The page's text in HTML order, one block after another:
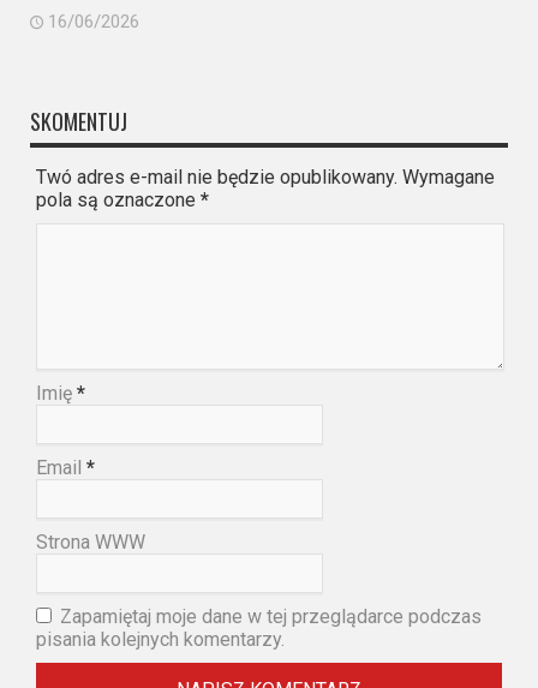
16/06/2026
SKOMENTUJ
Twó adres e-mail nie będzie opublikowany. Wymagane
pola są oznaczone *
Imię *
Email *
Strona WWW
Zapamiętaj moje dane w tej przeglądarce podczas
pisania kolejnych komentarzy.